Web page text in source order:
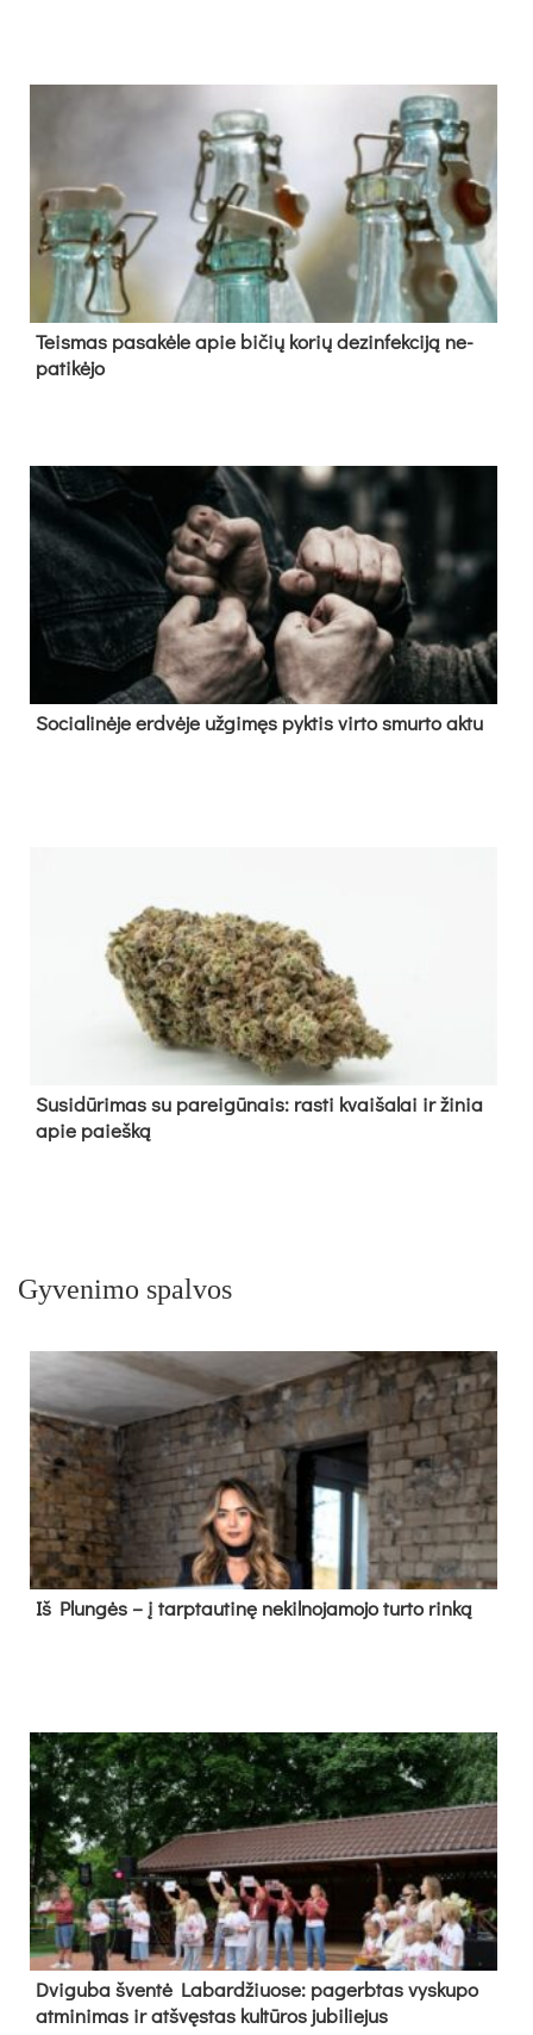
Teis­mas pa­sa­kė­le apie bi­čių ko­rių de­zin­fek­ci­ją ne­
pa­ti­kė­jo
So­cia­li­nė­je erd­vė­je už­gi­męs pyk­tis vir­to smur­to ak­tu
Su­si­dū­ri­mas su pa­rei­gū­nais: ras­ti kvai­ša­lai ir ži­nia
apie paieš­ką
Gyvenimo spalvos
Iš Plungės – į tarptautinę nekilnojamojo turto rinką
Dvi­gu­ba šven­tė La­bar­džiuo­se: pa­gerb­tas vys­ku­po
at­mi­ni­mas ir at­švęs­tas kul­tū­ros ju­bi­lie­jus